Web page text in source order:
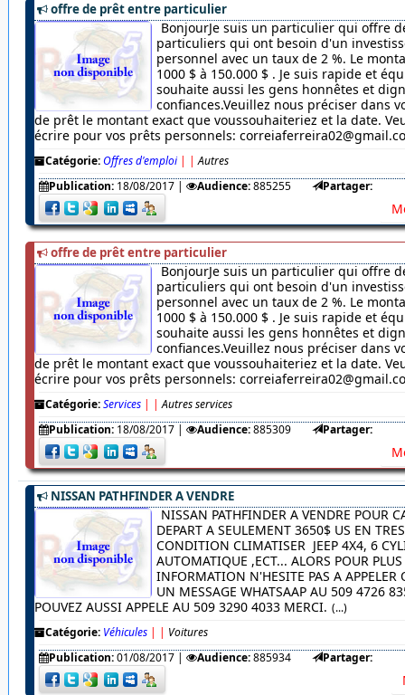
offre de prêt entre particulier
BonjourJe suis un particulier qui offre
particuliers qui ont besoin d'un
personnel avec un taux de 2 %. Le
1000 $ à 150.000 $ . Je suis rapide et
souhaite aussi les gens honnêtes et
confiances.Veuillez nous préciser dans
de prêt le montant exact que voussouhaiteriez et la date.
écrire pour vos prêts personnels:
Catégorie:Offres d'emploi | | Autres
Publication: 18/08/2017| Audience:885255 Partager:
offre de prêt entre particulier
BonjourJe suis un particulier qui offre
particuliers qui ont besoin d'un
personnel avec un taux de 2 %. Le
1000 $ à 150.000 $ . Je suis rapide et
souhaite aussi les gens honnêtes et
confiances.Veuillez nous préciser dans
de prêt le montant exact que voussouhaiteriez et la date.
écrire pour vos prêts personnels:
Catégorie:Services | | Autres services
Publication: 18/08/2017| Audience:885309 Partager:
NISSAN PATHFINDER A VENDRE
NISSAN PATHFINDER A VENDRE POUR
DEPART A SEULEMENT 3650$ US EN
CONDITION CLIMATISER JEEP 4X4, 6
AUTOMATIQUE ,ECT... ALORS POUR PLUS
INFORMATION N'HESITE PAS A APPELER
UN MESSAGE WHATSAAP AU 509 4726
POUVEZ AUSSI APPELE AU 509 3290 4033 MERCI. (...)
Catégorie: Véhicules | | Voitures
Publication:01/08/2017| Audience:885934 Partager: